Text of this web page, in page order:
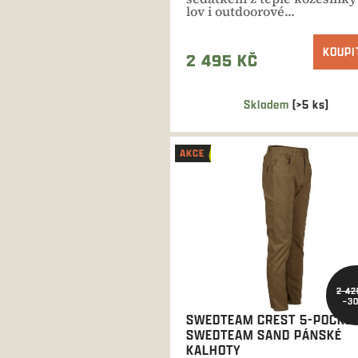
Skladem(>5 ks)
lov i outdoorové...
2 495 KČ
AKCE
2
SWEDTEAM CREST 5-POCKET
SWEDTEAM SAND PÁNSKÉ
KALHOTY